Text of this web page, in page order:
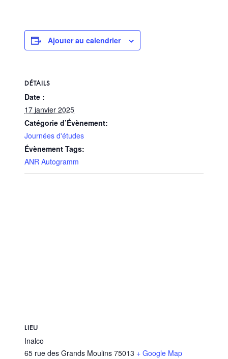
Ajouter au calendrier
DÉTAILS
Date :
17 janvier 2025
Catégorie d’Évènement:
Journées d'études
Évènement Tags:
ANR Autogramm
LIEU
Inalco
65 rue des Grands Moulins 75013 + Google Map